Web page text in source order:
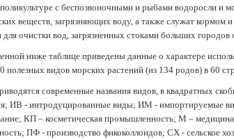
с беспозвоночными и рыбами водоросли и
веществ, загрязняющих воду, а также служат
для очистки вод, загрязненных стоками больших
ниже таблице приведены данные о характере
полезных видов морских растений (из 134 родов) в 60
современные названия видов, в квадратных
ИВ - интродуцированные виды; ИМ - импортируемые
КП – косметическая промышленность; М –
ПФ - производство фикоколлоидов; СХ - сельское